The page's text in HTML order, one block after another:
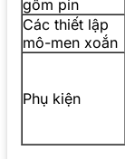
gồm pin
Các thiết lập
mô-men xoắn
Phụ kiện